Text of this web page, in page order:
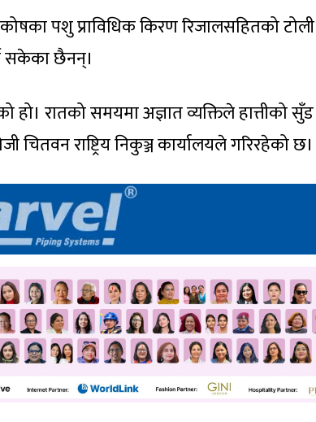
कोषका पशु प्राविधिक किरण रिजालसहितको टोली
सकेका छैनन्।
रातको समयमा अज्ञात व्यक्तिले हात्तीको सुँड
राष्ट्रिय निकुञ्ज कार्यालयले गरिरहेको छ।